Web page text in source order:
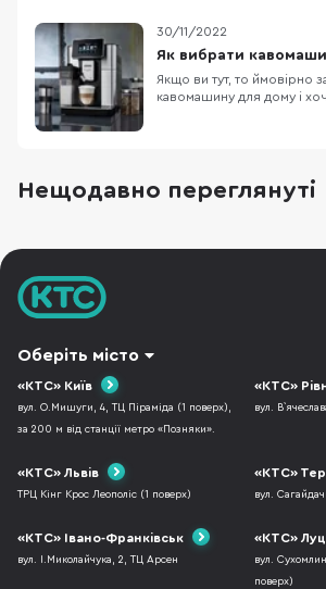
наявних функцій та
Наша ціль, щоб після
матеріалу ви чітко
вам потрібна від
30/11/2022
Як вибрати
Якщо ви тут, то ймовірно
кавомашину для дому і
спробуємо допомогти вам
впевнено плавати в цьому
Нещодавно переглянуті
Оберіть місто
«КТС» Київ
вул. О.Мишуги, 4, ТЦ Піраміда (1 поверх),
за 200 м від станції метро «Позняки».
«КТС»
вул.
«КТС» Львів
ТРЦ Кінг Крос Леополіс (1 поверх)
«КТС»
вул.
«КТС» Івано-Франківськ
вул. І.Миколайчука, 2, ТЦ Арсен
«КТС»
вул.
поверх)